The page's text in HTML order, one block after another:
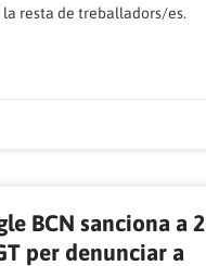
resta de treballadors/es.
BCN sanciona a 2
per denunciar a